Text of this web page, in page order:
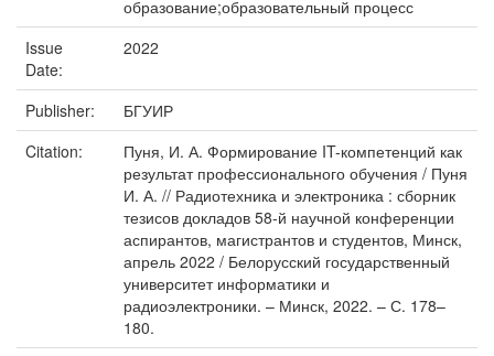
образование;образовательный процесс
Issue
Date:
2022
Publisher:
БГУИР
Citation:
Пуня, И. А. Формирование IT-компетенций как
результат профессионального обучения / Пуня
И. А. // Радиотехника и электроника : сборник
тезисов докладов 58-й научной конференции
аспирантов, магистрантов и студентов, Минск,
апрель 2022 / Белорусский государственный
университет информатики и
радиоэлектроники. – Минск, 2022. – С. 178–
180.